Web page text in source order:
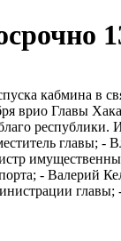
кабмина в
врио Главы
главы;
- Валерий